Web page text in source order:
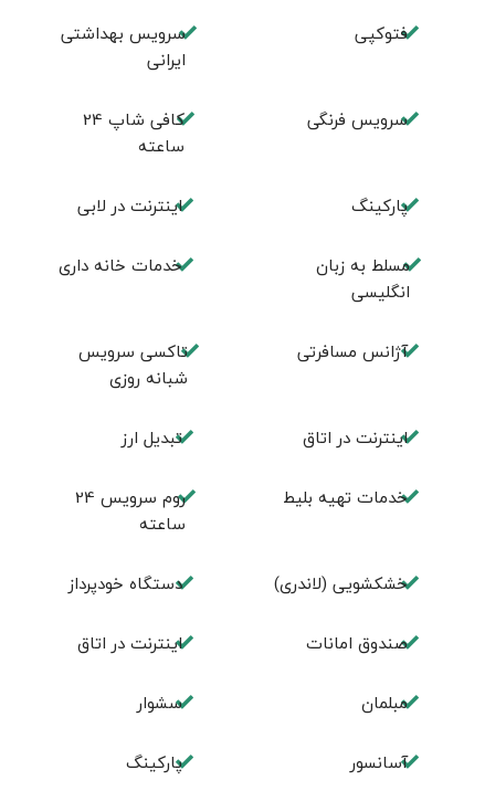
فتوکپی
سرویس بهداشتی
ایرانی
سرویس فرنگی
کافی شاپ 24
ساعته
پاركينگ اينترنت در لابی
مسلط به زبان
انگليسی
خدمات خانه داری
آژانس مسافرتی
تاکسی سرویس
شبانه روزی
اينترنت در اتاق تبديل ارز
خدمات تهيه بليط
روم سرويس 24
ساعته
خشکشویی (لاندری) دستگاه خودپرداز
صندوق امانات اینترنت در اتاق
مبلمان سشوار
آسانسور پارکینگ